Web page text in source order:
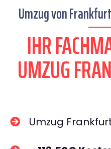
Umzug von
IHR
UMZUG
Umzug